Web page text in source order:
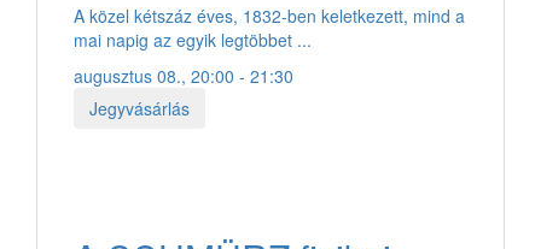
A közel kétszáz éves, 1832-ben keletkezett, mind a
mai napig az egyik legtöbbet ...
augusztus 08., 20:00 - 21:30
Jegyvásárlás